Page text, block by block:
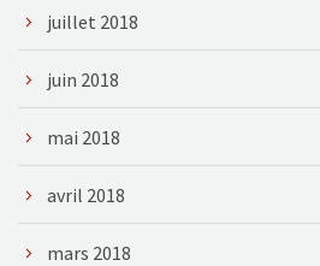
juillet 2018
juin 2018
mai 2018
avril 2018
mars 2018